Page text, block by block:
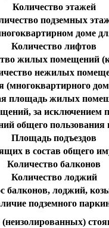
Количество этажей
подземных
доме
Количество лифтов
жилых помещений
нежилых
(многоквартирного
площадь жилых
за исключением
общего пользования
Площадь подъездов
в состав общего
Количество балконов
Количество лоджий
балконов, лоджий,
подземного